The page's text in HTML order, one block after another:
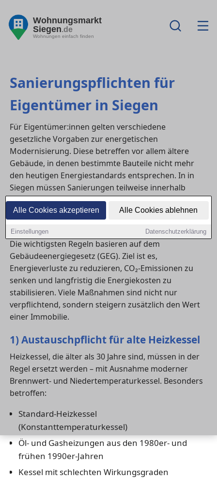
Alle Cookies akzeptieren Alle Cookies ablehnen
Einstellungen Datenschutzerklärung
Wohnungsmarkt
Siegen.de
Wohnungen einfach finden
Sanierungspflichten für
Eigentümer in Siegen
Für Eigentümer:innen gelten verschiedene
gesetzliche Vorgaben zur energetischen
Modernisierung. Diese betreffen vor allem ältere
Gebäude, in denen bestimmte Bauteile nicht mehr
den heutigen Energiestandards entsprechen. In in
Siegen müssen Sanierungen teilweise innerhalb
klarer Fristen durchgeführt werden – etwa beim
Austausch veralteter Heizungen oder bei der
Die wichtigsten Regeln basieren auf dem
Gebäudeenergiegesetz (GEG). Ziel ist es,
Energieverluste zu reduzieren, CO₂-Emissionen zu
senken und langfristig die Energiekosten zu
stabilisieren. Viele Maßnahmen sind nicht nur
verpflichtend, sondern steigern zusätzlich den Wert
einer Immobilie.
1) Austauschpflicht für alte Heizkessel
Heizkessel, die älter als 30 Jahre sind, müssen in der
Regel ersetzt werden – mit Ausnahme moderner
Brennwert- und Niedertemperaturkessel. Besonders
betroffen:
Standard-Heizkessel
(Konstanttemperaturkessel)
Öl- und Gasheizungen aus den 1980er- und
frühen 1990er-Jahren
Kessel mit schlechten Wirkungsgraden